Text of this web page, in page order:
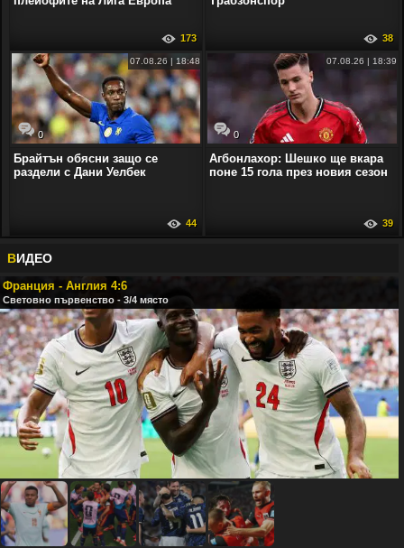
173 38
0
07.08.26 | 18:48
Брайтън обясни защо се
раздели с Дани Уелбек
44
0
07.08.26 | 18:39
Агбонлахор: Шешко ще вкара
поне 15 гола през новия сезон
39
ВИДЕО
Франция - Англия 4:6
Световно първенство - 3/4 място